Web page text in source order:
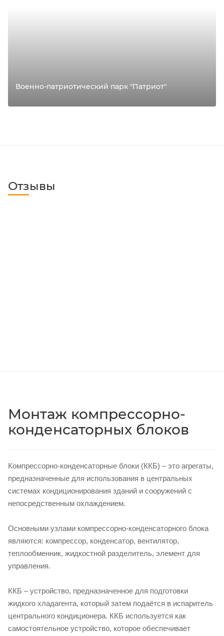
Военно-патриотический парк "Патриот"
Отзывы
Монтаж компрессорно-
конденсаторных блоков
Компрессорно-конденсаторные блоки (ККБ) – это агрегаты,
предназначенные для использования в центральных
системах кондиционирования зданий и сооружений с
непосредственным охлаждением.
Основными узлами компрессорно-конденсаторного блока
являются: компрессор, конденсатор, вентилятор,
теплообменник, жидкостной разделитель, элемент для
управления.
ККБ – устройство, предназначенное для подготовки
жидкого хладагента, который затем подаётся в испаритель
центрального кондиционера. ККБ используется как
самостоятельное устройство, которое обеспечивает